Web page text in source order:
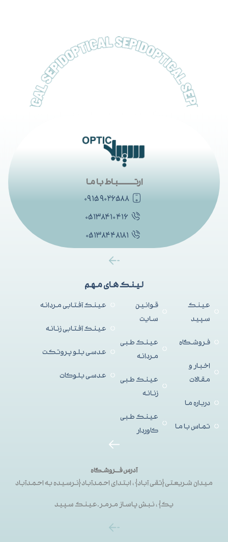
لینک های مهم
عینک
سپید
فروشگاه
اخبار و
مقالات
درباره ما
تماس با ما
قوانین
سایت
عینک طبی
مردانه
عینک طبی
زنانه
عینک طبی
کاوردار
عینک آفتابی مردانه
عینک آفتابی زنانه
عدسی بلو پروتکت
عدسی بلوکات
آدرس فــروشگاه
میدان شریعتی{تقی آباد}، ابتدای احمدآباد{نرسیده به احمدآباد
یک}، نبش پاساز مرمر.عینک سپید
ارتــــــــــباط با ما
۰۹۱۵۹۰۲۶۵۸۸
۰۵۱۳۸۴۱۰۴۱۶
۰۵۱۳۸۴۴۸۱۸۱